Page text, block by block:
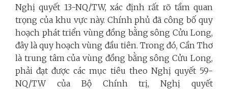
Nghị quyết 13-NQ/TW, xác định rất rõ tầm quan
trọng của khu vực này. Chính phủ đã công bố quy
hoạch phát triển vùng đồng bằng sông Cửu Long,
đây là quy hoạch vùng đầu tiên. Trong đó, Cần Thơ
là trung tâm của vùng đồng bằng sông Cửu Long,
phải đạt được các mục tiêu theo Nghị quyết 59-
NQ/TW của Bộ Chính trị, Nghị quyết